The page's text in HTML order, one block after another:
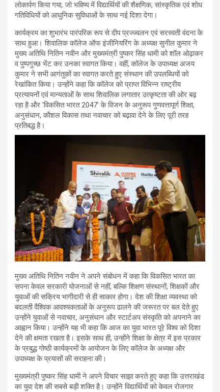
लोकार्पण किया गया, जो भविष्य में विद्यार्थियों की शैक्षणिक, सांस्कृतिक एवं शोध
गतिविधियों को आधुनिक सुविधाओं के साथ नई दिशा देगा।
कार्यक्रम का शुभारंभ पारंपरिक रूप से दीप प्रज्ज्वलन एवं सरस्वती वंदना के
साथ हुआ। शिवालिक कॉलेज ऑफ इंजीनियरिंग के अध्यक्ष सुनील कुमार ने
मुख्य अतिथि नितिन नवीन और मुख्यमंत्री पुष्कर सिंह धामी को शॉल ओढ़ाकर
व पुष्पगुच्छ भेंट कर उनका स्वागत किया। वहीं, कॉलेज के उपाध्यक्ष अजय
कुमार ने सभी आगंतुकों का स्वागत करते हुए संस्थान की उपलब्धियों को
रेखांकित किया। उन्होंने कहा कि कॉलेज को प्राप्त विभिन्न राष्ट्रीय
प्रत्यायनों एवं मान्यताओं के साथ शिवालिक लगातार उत्कृष्टता की ओर बढ़
रहा है और ‘विकसित भारत 2047’ के विजन के अनुरूप गुणवत्तापूर्ण शिक्षा,
अनुसंधान, कौशल विकास तथा नवाचार को बढ़ावा देने के लिए पूरी तरह
प्रतिबद्ध है।
मुख्य अतिथि नितिन नवीन ने अपने संबोधन में कहा कि विकसित भारत का
सपना केवल सरकारी योजनाओं से नहीं, बल्कि शिक्षण संस्थानों, शिक्षकों और
युवाओं की सक्रिय भागीदारी से ही साकार होगा। देश की शिक्षा व्यवस्था को
बदलती वैश्विक आवश्यकताओं के अनुरूप ढालने की जरूरत पर बल देते हुए
उन्होंने युवाओं से नवाचार, अनुसंधान और स्टार्टअप संस्कृति को अपनाने का
आह्वान किया। उन्होंने यह भी कहा कि आज का युवा भारत पूरे विश्व को दिशा
देने की क्षमता रखता है। इसके साथ ही, उन्होंने शिक्षा के क्षेत्र में इस प्रकार
के प्रबुद्ध गोष्ठी कार्यक्रमों के आयोजन के लिए कॉलेज के अध्यक्ष और
उपाध्यक्ष के प्रयासों की सराहना की।
मुख्यमंत्री पुष्कर सिंह धामी ने अपने विचार साझा करते हुए कहा कि उत्तराखंड
का युवा देश की सबसे बड़ी शक्ति है। उन्होंने विद्यार्थियों को केवल रोजगार